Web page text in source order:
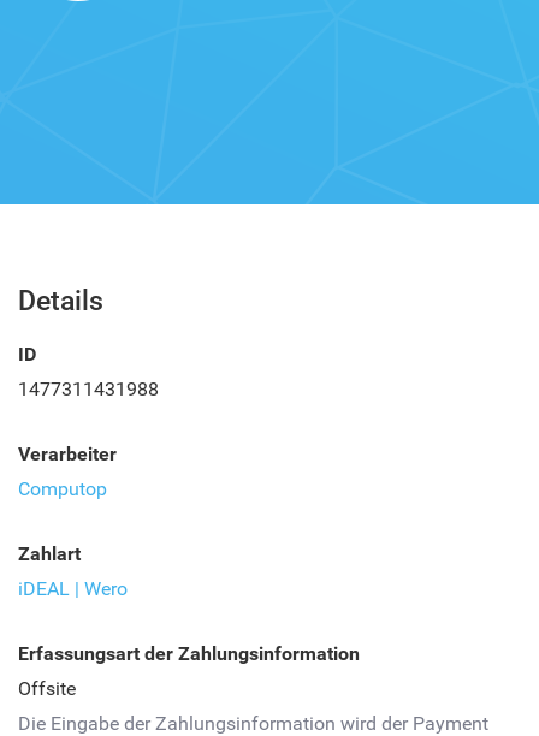
Details
ID
1477311431988
Verarbeiter
Computop
Zahlart
iDEAL | Wero
Erfassungsart der Zahlungsinformation
Offsite
Die Eingabe der Zahlungsinformation wird der Payment